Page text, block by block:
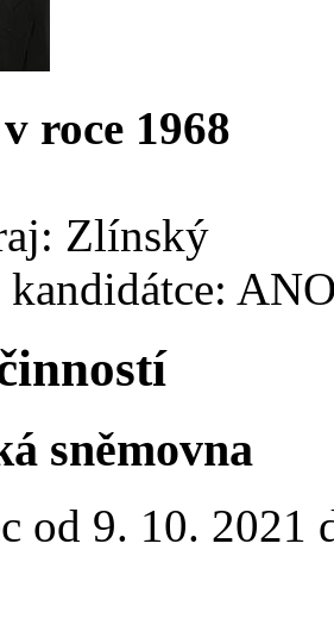
roce 1968
Zlínský
sněmovna
od 9. 10. 2021